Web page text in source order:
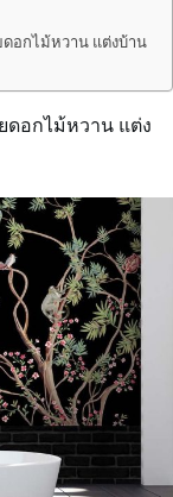
อกไม้หวาน แต่งบ้าน
ดอกไม้หวาน แต่ง